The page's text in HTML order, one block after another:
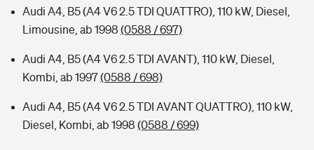
Audi A4, B5 (A4 V6 2.5 TDI QUATTRO), 110 kW, Diesel,
Limousine, ab 1998 (0588 / 697)
Audi A4, B5 (A4 V6 2.5 TDI AVANT), 110 kW, Diesel,
Kombi, ab 1997(0588 / 698)
Audi A4, B5 (A4 V6 2.5 TDI AVANT QUATTRO), 110 kW,
Diesel, Kombi, ab 1998 (0588 / 699)